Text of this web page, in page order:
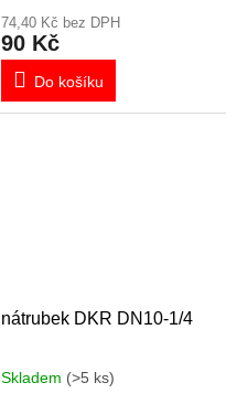
74,40 Kč bez DPH
90 Kč
Do košíku
nátrubek DKR DN10-1/4
Skladem (>5 ks)